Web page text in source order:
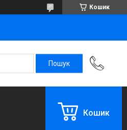
Кошик
Кошик